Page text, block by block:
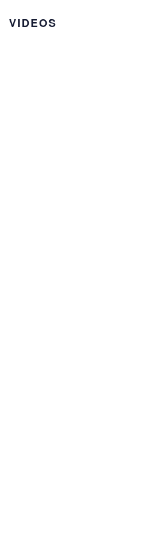
VIDEOS